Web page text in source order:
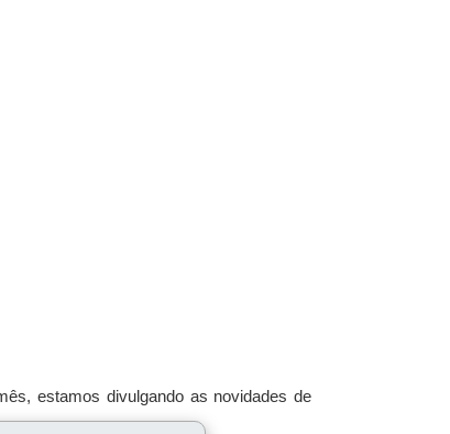
estamos divulgando as novidades de